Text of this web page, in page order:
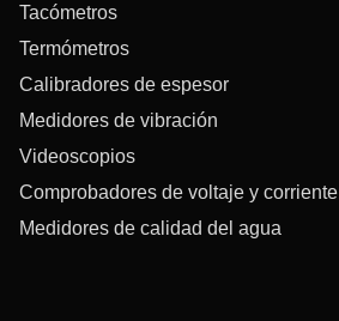
Tacómetros
Termómetros
Calibradores de espesor
Medidores de vibración
Videoscopios
Comprobadores de voltaje y corriente
Medidores de calidad del agua